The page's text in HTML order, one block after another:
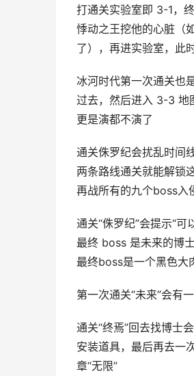
打通关实验室即 3-1，
悸动之王挖他的心脏（
了），再进实验室，此
冰河时代第一次通关也
过去，然后进入 3-3 地
更是演都不演了
通关侏罗纪会扰乱时间
两条路线通关就能解锁
再战所有的九个boss入
通关“侏罗纪”会提示“可
最终 boss 是未来的博
最终boss是一个黑色大
第一次通关“未来”会有
通关“终焉”回去找博士
安装道具，最后再去一
章“无限”